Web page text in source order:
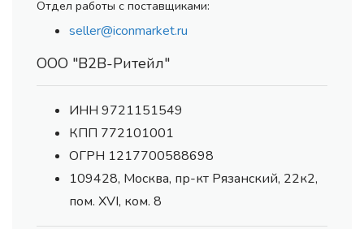
Отдел работы с поставщиками:
seller@iconmarket.ru
ООО "В2В-Ритейл"
ИНН 9721151549
КПП 772101001
ОГРН 1217700588698
109428, Москва, пр-кт Рязанский, 22к2,
пом. XVI, ком. 8